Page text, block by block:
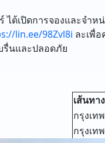
ด้เปิดการจองและจ
lin.ee/98Zvl8i ละเพื่
รื่นและปลอดภัย
เส้นทาง
กรุงเท
กรุงเท